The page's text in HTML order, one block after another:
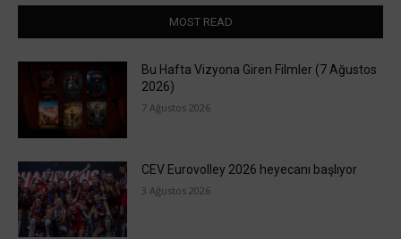
MOST READ
Bu Hafta Vizyona Giren Filmler (7 Ağustos
2026)
7 Ağustos 2026
CEV Eurovolley 2026 heyecanı başlıyor
3 Ağustos 2026